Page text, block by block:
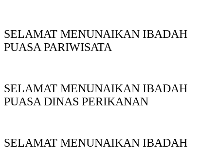
SELAMAT MENUNAIKAN IBADAH
PUASA PARIWISATA
SELAMAT MENUNAIKAN IBADAH
PUASA DINAS PERIKANAN
SELAMAT MENUNAIKAN IBADAH